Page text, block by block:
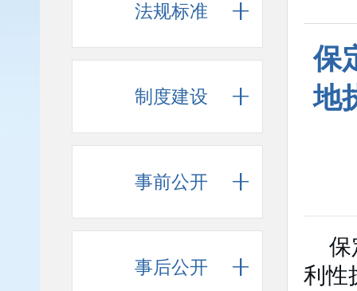
法规标准
制度建设
事前公开
事后公开
保
地
保
利性